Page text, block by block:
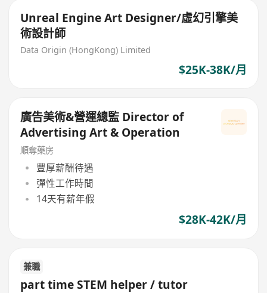
Unreal Engine Art Designer/虛幻引擎美
術設計師
Data Origin (HongKong) Limited
$25K-38K/月
廣告美術&營運總監 Director of
Advertising Art & Operation
順奪藥房
豐厚薪酬待遇
彈性工作時間
14天有薪年假
$28K-42K/月
兼職
part time STEM helper / tutor